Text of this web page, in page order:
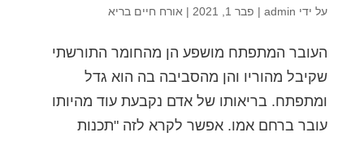
על ידי admin
| פבר 1, 2021 | אורח חיים בריא
העובר המתפתח מושפע הן מהחומר התורשתי
שקיבל מהוריו והן מהסביבה בה הוא גדל
ומתפתח. בריאותו של אדם נקבעת עוד מהיותו
עובר ברחם אמו. אפשר לקרא לזה "תכנות